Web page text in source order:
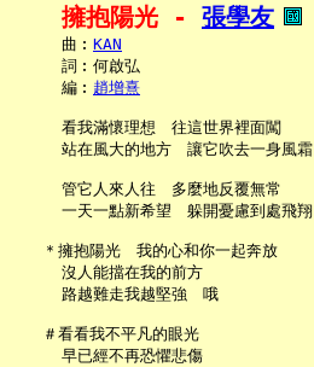
擁抱陽光 - 張學友
     曲︰
KAN
     詞︰何啟弘
     編︰
趙增熹
     看我滿懷理想　往這世界裡面闖
     站在風大的地方　讓它吹去一身風霜
     管它人來人往　多麼地反覆無常
     一天一點新希望　躲開憂慮到處飛翔
   ＊擁抱陽光　我的心和你一起奔放
     沒人能擋在我的前方
     路越難走我越堅強　哦
   ＃看看我不平凡的眼光
     早已經不再恐懼悲傷